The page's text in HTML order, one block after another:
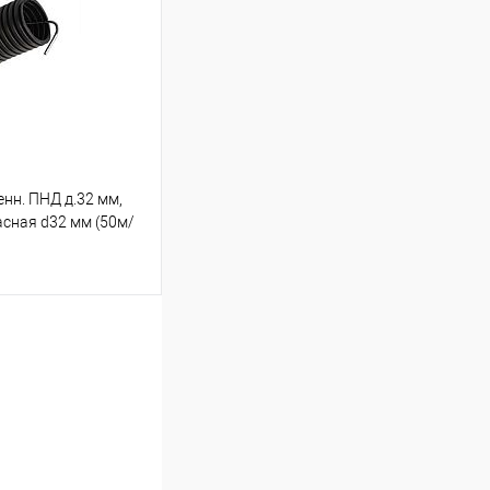
наличии
ПНД д.32 мм,
d32 мм (50м/